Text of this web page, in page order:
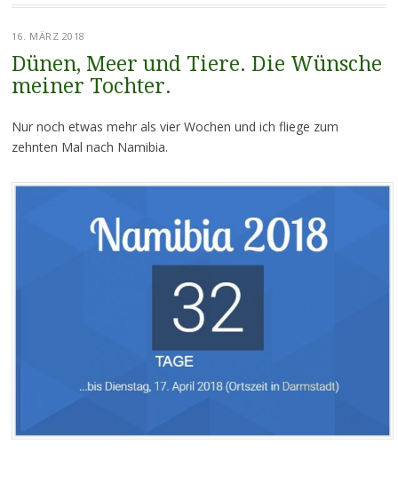
16. MÄRZ 2018
Dünen, Meer und Tiere. Die Wünsche
meiner Tochter.
Nur noch etwas mehr als vier Wochen und ich fliege zum
zehnten Mal nach Namibia.